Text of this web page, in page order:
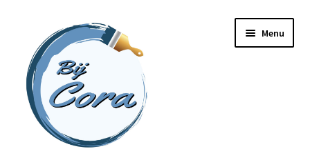
naar
navigatie
inhoud
Menu